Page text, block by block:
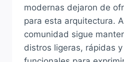
modernas dejaron de
para esta arquitectura.
comunidad sigue
distros ligeras, rápidas